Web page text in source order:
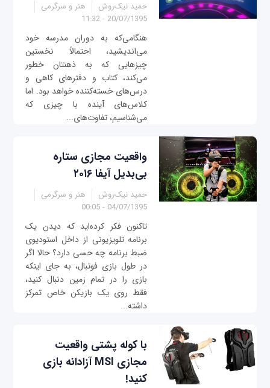
حمید نیک‌روش
هنر و سرگرمی
20/07/1395 - 11:32
هنگامی‌که به دوران مدرسه خود
می‌اندیشید، احتمالاً نخستین
چیزهایی که به ذهنتان خطور
می‌کند، کتاب‌ و دفترهای کاهی و
درس‌های خسته‌کننده خواهد بود. اما
کلاس‌های آینده با چیزی که
می‌شناسیم، تفاوت‌های...
واقعیت مجازی ستاره
بی‌بدیل آیفا ۲۰۱۶
حمید نیک‌روش
هنر و سرگرمی
04/07/1395 - 00:05
تاکنون فکر کرده‌اید که دیدن یک
برنامه تلویزیونی از داخل استودیوی
ضبط برنامه چه حسی دارد؟ حالا اگر
در طول بازی فوتبال، به جای اینکه
بازی را در تمام زمین دنبال کنید،
فقط روی یک بازیکن خاص تمرکز
داشته...
با کوله پشتی واقعیت
مجازی MSI آزادانه بازی
کنید!